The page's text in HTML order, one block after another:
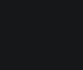
analysis.
the visitor uses the